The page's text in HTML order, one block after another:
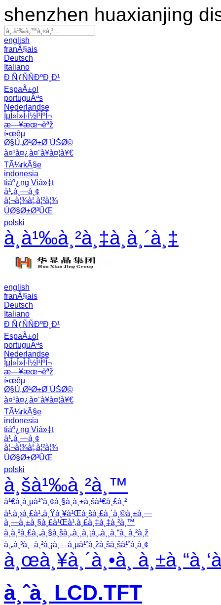
shenzhen huaxianjing
english
franÃ§ais
Deutsch
Italiano
Ð ÑƒÑÑÐºÐ¸Ð¹
EspaÃ±ol
portuguÃªs
Nederlandse
ÎµÎ»Î»Î·Î½Î¹ÎºÎ¬
æ—¥æœ¬èªž
í•œêµ­
Ø§Ù„Ø¹Ø±Ø¨ÙŠØ©
à¤¹à¤¿à¤¨à¥à¤¦à¥€
TÃ¼rkÃ§e
indonesia
tiáº¿ng Viá»‡t
à¹„à¸—à¸¢
à¦¬à¦¾à¦‚à¦²à¦¾
ÙØ§Ø±Ø³ÛŒ
polski
à¸­à¹‰à¸²à¸‡à¸­à¸´à¸‡
english
franÃ§ais
Deutsch
Italiano
Ð ÑƒÑÑÐºÐ¸Ð¹
EspaÃ±ol
portuguÃªs
Nederlandse
ÎµÎ»Î»Î·Î½Î¹ÎºÎ¬
æ—¥æœ¬èªž
í•œêµ­
Ø§Ù„Ø¹Ø±Ø¨ÙŠØ©
à¤¹à¤¿à¤¨à¥à¤¦à¥€
TÃ¼rkÃ§e
indonesia
tiáº¿ng Viá»‡t
à¹„à¸—à¸¢
à¦¬à¦¾à¦‚à¦²à¦¾
ÙØ§Ø±Ø³ÛŒ
polski
à¸šà¹‰à¸²à¸™
à¹€à¸à¸µà¹ˆà¸¢à¸§à¸à¸±à¸šà¹€à¸£à¸²
à¹‚à¸›à¸£à¹„à¸Ÿà¸¥à¹Œà¸šà¸£à¸´à¸©à¸±à¸—
à¸—à¸±à¸§à¸£à¹Œà¹‚à¸£à¸‡à¸‡à¸²à¸™
à¸à¸²à¸£à¸„à¸§à¸šà¸„à¸¸à¸¡à¸„à¸¸à¸“à¸ à¸²à¸ž
à¸„à¸³à¸–à¸²à¸¡à¸—à¸µà¹ˆà¸žà¸šà¸šà¹ˆà¸­à¸¢
à¸œà¸¥à¸´à¸•à¸
à¸ˆà¸­ LCD.TFT